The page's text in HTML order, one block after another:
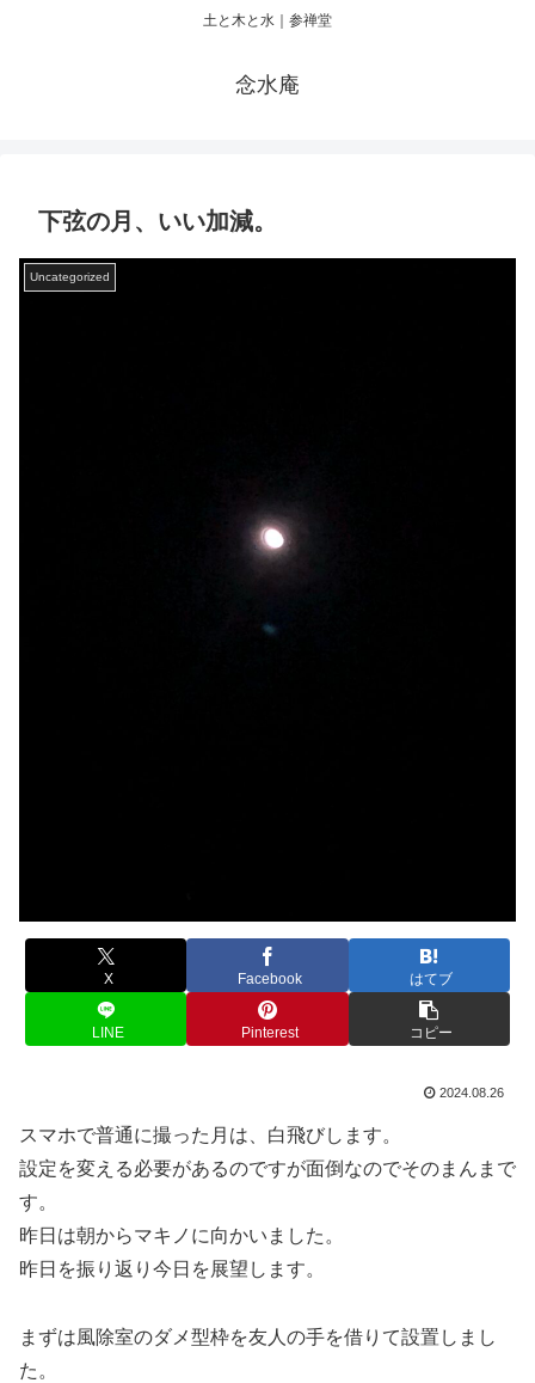
土と木と水｜参禅堂
念水庵
下弦の月、いい加減。
Uncategorized
X Facebook はてブ
LINE Pinterest コピー
2024.08.26
スマホで普通に撮った月は、白飛びします。
設定を変える必要があるのですが面倒なのでそのまんまで
す。
昨日は朝からマキノに向かいました。
昨日を振り返り今日を展望します。
まずは風除室のダメ型枠を友人の手を借りて設置しまし
た。